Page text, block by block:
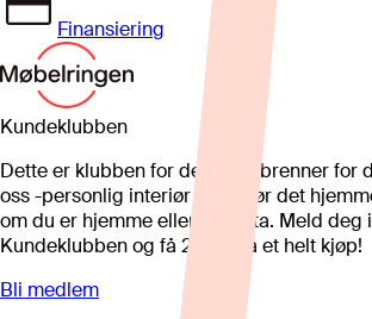
Finansiering
Kundeklubben
Dette er klubben for deg som brenner for
oss -personlig interiør som gjør det
om du er hjemme eller på hytta. Meld deg
Kundeklubben og få 25%* på et helt kjøp!
Bli medlem